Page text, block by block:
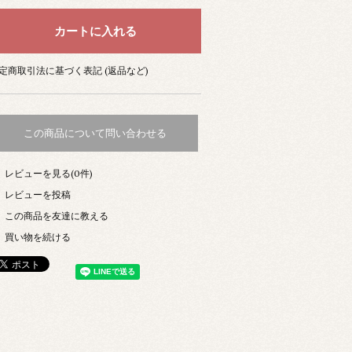
商取引法に基づく表記 (返品など)
この商品について問い合わせる
レビューを見る(0件)
レビューを投稿
この商品を友達に教える
買い物を続ける